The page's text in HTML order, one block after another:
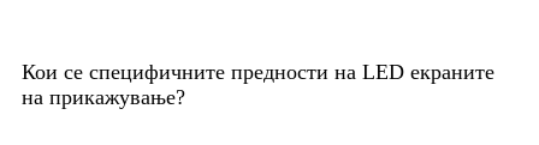
Кои се специфичните предности на LED екраните
на прикажување?